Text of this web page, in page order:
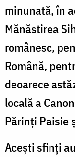
minunată, în
Mănăstirea
românesc,
Română,
deoarece
locală a
Părinți Paisie
Acești sfinți